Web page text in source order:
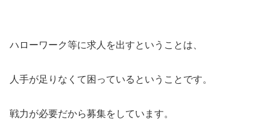
ハローワーク等に求人を出すということは、
人手が足りなくて困っているということです。
戦力が必要だから募集をしています。